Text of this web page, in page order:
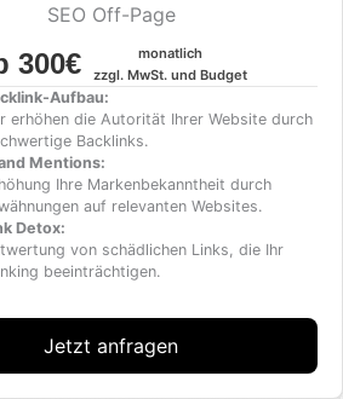
SEO Off-Page
300€
monatlich
zzgl. MwSt. und Budget
Aufbau:
erhöhen die Autorität Ihrer Website durch
Backlinks.
Mentions:
Ihre Markenbekanntheit durch
auf relevanten Websites.
Detox:
von schädlichen Links, die Ihr
beeinträchtigen.
Jetzt anfragen